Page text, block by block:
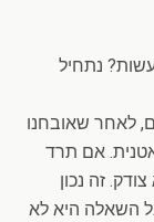
נתחיל
לאחר שאובחנו
אם תרד
זה נכון
השאלה היא לא